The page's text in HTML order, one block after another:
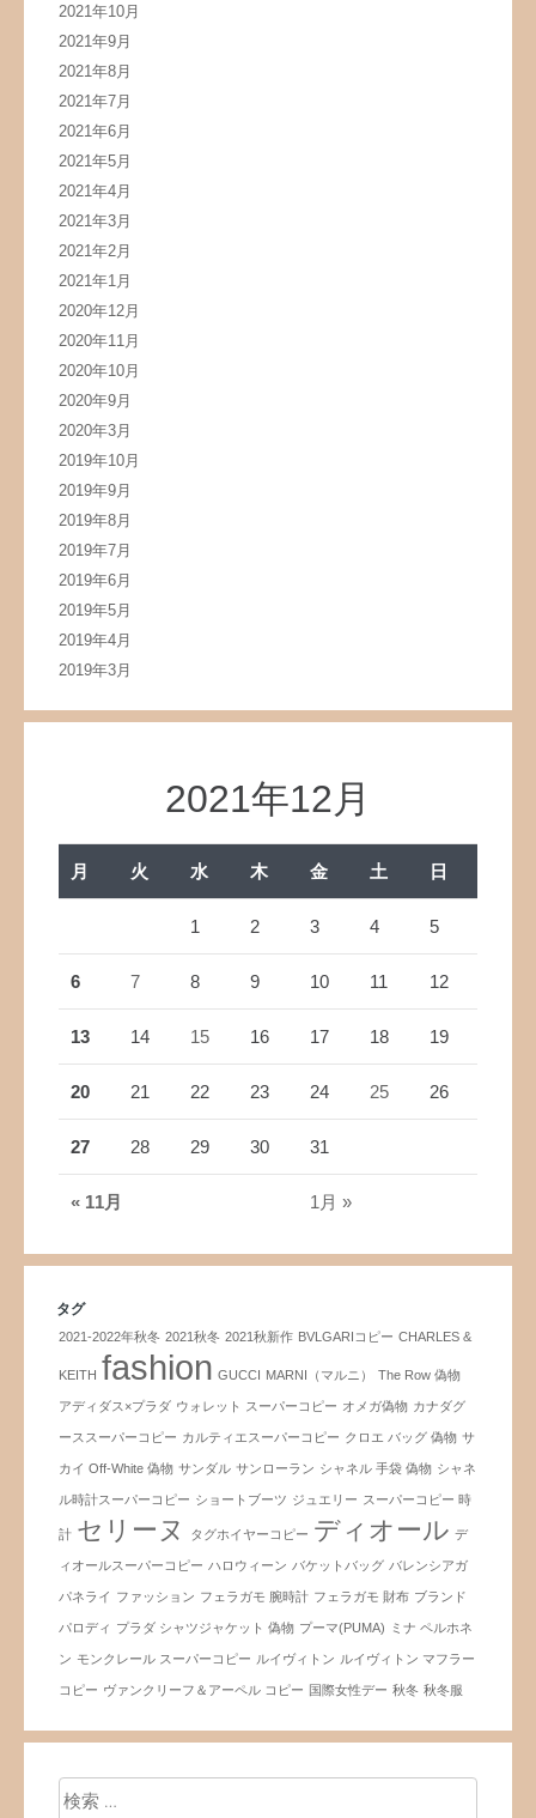
2021年10月
2021年9月
2021年8月
2021年7月
2021年6月
2021年5月
2021年4月
2021年3月
2021年2月
2021年1月
2020年12月
2020年11月
2020年10月
2020年9月
2020年3月
2019年10月
2019年9月
2019年8月
2019年7月
2019年6月
2019年5月
2019年4月
2019年3月
2021年12月
月 火 水 木 金 土 日
« 11月 1月 »
1 2 3 4 5
6 7 8 9 10 11 12
13 14 15 16 17 18 19
20 21 22 23 24 25 26
27 28 29 30 31
タグ
2021-2022年秋冬 2021秋冬 2021秋新作 BVLGARIコピー CHARLES &
KEITH fashion GUCCI MARNI（マルニ） The Row 偽物
アディダス×プラダ ウォレット スーパーコピー オメガ偽物 カナダグ
ーススーパーコピー カルティエスーパーコピー クロエ バッグ 偽物 サ
カイ Off-White 偽物 サンダル サンローラン シャネル 手袋 偽物 シャネ
ル時計スーパーコピー ショートブーツ ジュエリー スーパーコピー 時
計 セリーヌ タグホイヤーコピー ディオール デ
ィオールスーパーコピー ハロウィーン バケットバッグ バレンシアガ
パネライ ファッション フェラガモ 腕時計 フェラガモ 財布 ブランド
パロディ プラダ シャツジャケット 偽物 プーマ(PUMA) ミナ ペルホネ
ン モンクレール スーパーコピー ルイヴィトン ルイヴィトン マフラー
コピー ヴァンクリーフ＆アーペル コピー 国際女性デー 秋冬 秋冬服